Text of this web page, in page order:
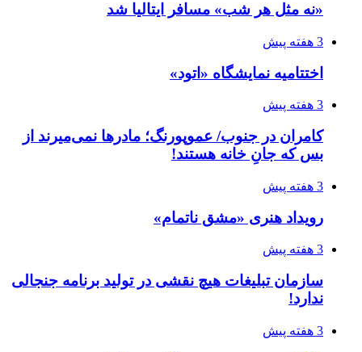
«نه مثل هر شب» مسافر ایتالیا شد
3 هفته پیش
اختتامیه نمایشگاه «اتود»
3 هفته پیش
کامران در جنوب/ عموپورنگ؛ مادرها نمی‌میرند از
بس که جانِ خانه هستند!
3 هفته پیش
رویداد هنری «مشق ناتمام»
3 هفته پیش
سازمان تبلیغات هیچ نقشی در تولید برنامه جنجالی
ندارد!
3 هفته پیش